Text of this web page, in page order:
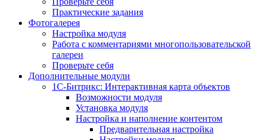
Практические задания
Фотогалерея
Настройка модуля
Работа с комментариями многопользовательской
галереи
Проверьте себя
Дополнительные модули
1С-Битрикс: Интерактивная карта объектов
Возможности модуля
Установка модуля
Настройка и наполнение контентом
Предварительная настройка